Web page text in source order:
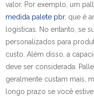
valor. Por exemplo, um
medida palete pbr, que é
logísticas. No entanto, se
personalizados para
custo. Além disso, a
deve ser considerada.
geralmente custam mais,
longo prazo se você